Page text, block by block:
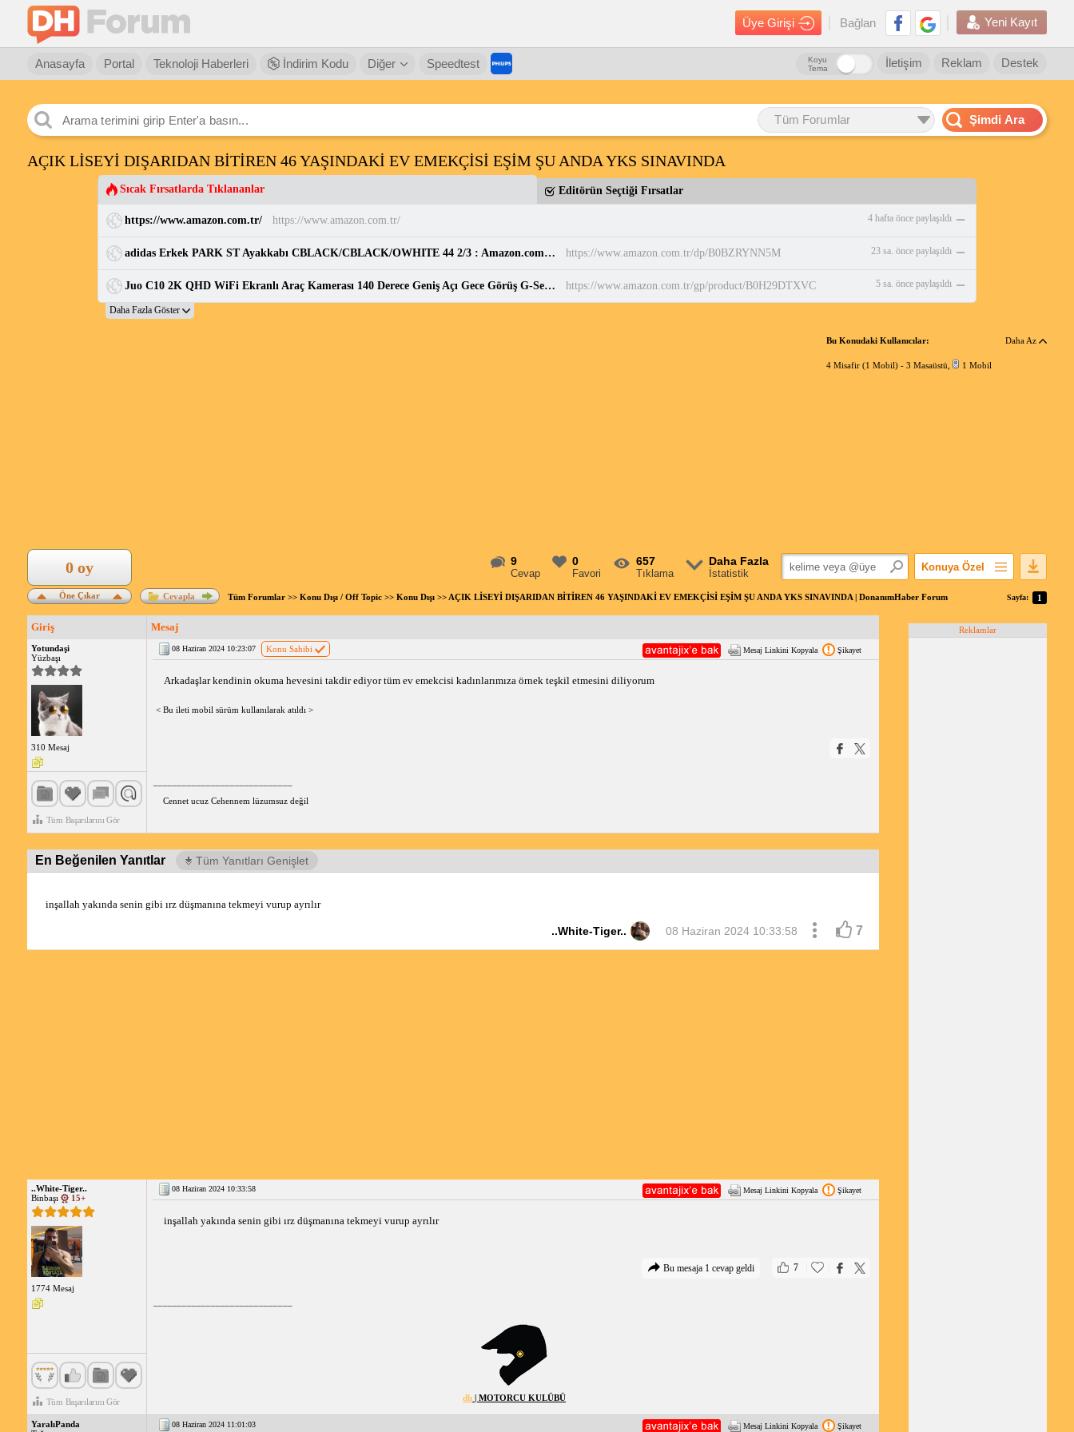
Üye Girişi Bağlan Yeni Kayıt
Anasayfa Portal Teknoloji Haberleri İndirim Kodu Diğer Speedtest Destek
Reklam
İletişim
Koyu
Tema
Tüm Forumlar Şimdi Ara
AÇIK LİSEYİ DIŞARIDAN BİTİREN 46 YAŞINDAKİ EV EMEKÇİSİ EŞİM ŞU ANDA YKS SINAVINDA
Sıcak Fırsatlarda Tıklananlar Editörün Seçtiği Fırsatlar
https://www.amazon.com.tr/ https://www.amazon.com.tr/ 4 hafta önce paylaşıldı
adidas Erkek PARK ST Ayakkabı CBLACK/CBLACK/OWHITE 44 2/3 : Amazon.com.tr: Moda https://www.amazon.com.tr/dp/B0BZRYNN5M 23 sa. önce paylaşıldı
Juo C10 2K QHD WiFi Ekranlı Araç Kamerası 140 Derece Geniş Açı Gece Görüş G-Sensörlü Araç İçi Kamera : Amazon.com.tr: Elektronik https://www.amazon.com.tr/gp/product/B0H29DTXVC 5 sa. önce paylaşıldı
Bu Konudaki Kullanıcılar: Daha Az
4 Misafir (1 Mobil) - 3 Masaüstü 1 Mobil
9
Cevap
0
Favori
657
Tıklama
Daha Fazla
İstatistik
Konuya Özel
Popüler Mesajlar
Öne Çıkar
0 oy
Cevapla Tüm Forumlar>> Konu Dışı / Off Topic>> Konu Dışı>> AÇIK LİSEYİ DIŞARIDAN BİTİREN 46 YAŞINDAKİ EV EMEKÇİSİ EŞİM ŞU ANDA YKS SINAVINDA | DonanımHaber Forum Sayfa: 1
Giriş Mesaj
Yotundaşi
Yüzbaşı
310 Mesaj
Tüm Başarılarını Gör
08 Haziran 2024 10:23:07 Konu Sahibi Mesaj Linkini Kopyala Şikayet
Arkadaşlar kendinin okuma hevesini takdir ediyor tüm ev emekcisi kadınlarımıza örnek teşkil etmesini diliyorum
< Bu ileti mobil sürüm kullanılarak atıldı >
Cennet ucuz Cehennem lüzumsuz değil
En Beğenilen Yanıtlar Tüm Yanıtları Genişlet
inşallah yakında senin gibi ırz düşmanına tekmeyi vurup ayrılır
..White-Tiger.. 08 Haziran 2024 10:33:58 7
..White-Tiger..
Binbaşı
15+
1774 Mesaj
Tüm Başarılarını Gör
08 Haziran 2024 10:33:58 Mesaj Linkini Kopyala Şikayet
inşallah yakında senin gibi ırz düşmanına tekmeyi vurup ayrılır
7
Bu mesaja 1 cevap geldi
dh | MOTORCU KULÜBÜ
YaralıPanda
08 Haziran 2024 11:01:03 Mesaj Linkini Kopyala Şikayet
Reklamlar